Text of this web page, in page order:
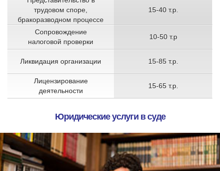
трудовом споре,
бракоразводном процессе
15-40 т.р.
Сопровождение
налоговой проверки
10-50 т.р
Ликвидация организации 15-85 т.р.
Лицензирование
деятельности
15-65 т.р.
Юридические услуги в суде